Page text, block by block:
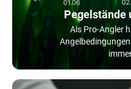
Pegelstände
Als Pro-Angler